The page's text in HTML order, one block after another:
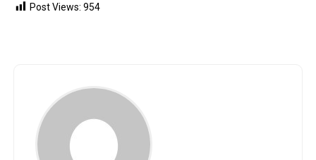
Post Views: 954